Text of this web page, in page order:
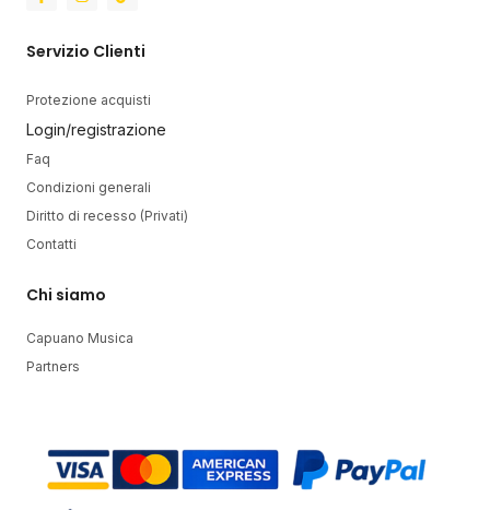
Servizio Clienti
Protezione acquisti
Login/registrazione
Faq
Condizioni generali
Diritto di recesso (Privati)
Contatti
Chi siamo
Capuano Musica
Partners